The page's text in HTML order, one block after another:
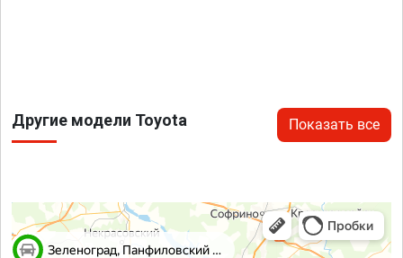
Другие модели Toyota Показать все